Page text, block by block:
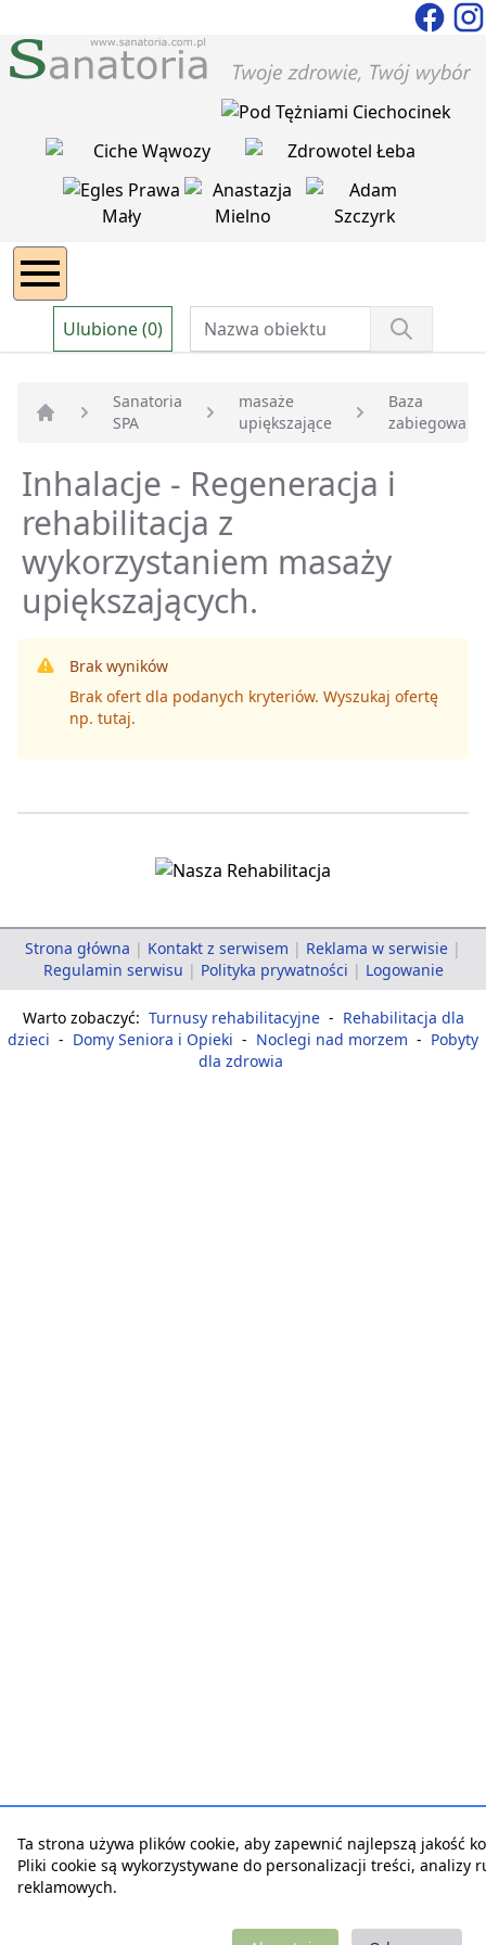
Ulubione (0)
Strona główna
Sanatoria
SPA
masaże
upiększające
Baza
zabiegowa
Inhalacje - Regeneracja i
rehabilitacja z
wykorzystaniem masaży
upiększających.
Brak wyników
Brak ofert dla podanych kryteriów. Wyszukaj ofertę
np. tutaj.
Strona główna | Kontakt z serwisem | Reklama w serwisie |
Regulamin serwisu | Polityka prywatności | Logowanie
Warto zobaczyć: Turnusy rehabilitacyjne - Rehabilitacja dla
dzieci - Domy Seniora i Opieki - Noclegi nad morzem - Pobyty
dla zdrowia
Ta strona używa plików cookie, aby zapewnić najlepszą jakość
Pliki cookie są wykorzystywane do personalizacji treści, analizy
reklamowych.